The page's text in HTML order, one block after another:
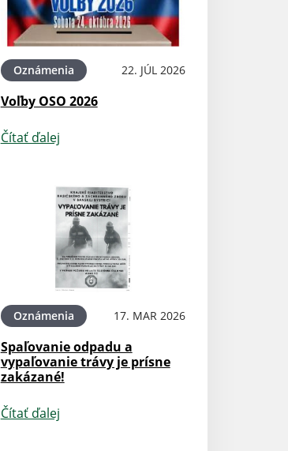
Oznámenia 22. JÚL 2026
Voľby OSO 2026
Čítať ďalej
Oznámenia 17. MAR 2026
Spaľovanie odpadu a
vypaľovanie trávy je prísne
zakázané!
Čítať ďalej